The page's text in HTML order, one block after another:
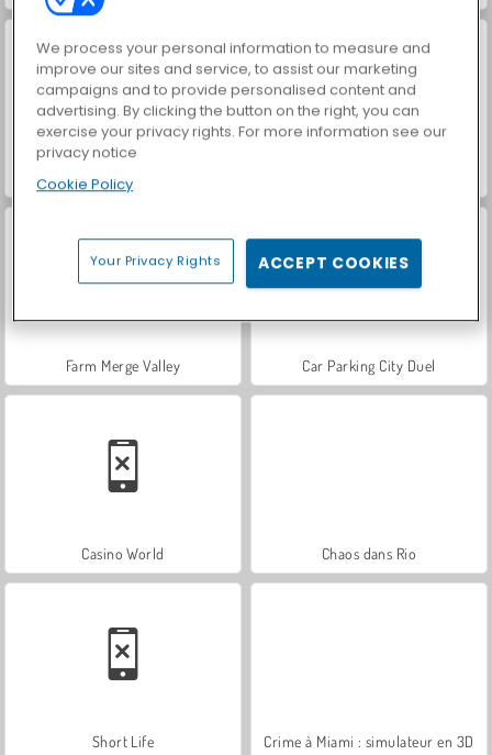
Hidden Object: Street of Secrets
Farm Merge Valley Car Parking City Duel
Casino World Chaos dans Rio
Short Life Crime à Miami : simulateur en 3D
We process your personal information to measure and
improve our sites and service, to assist our marketing
campaigns and to provide personalised content and
advertising. By clicking the button on the right, you can
exercise your privacy rights. For more information see our
privacy notice
Cookie Policy
Your Privacy Rights ACCEPT COOKIES